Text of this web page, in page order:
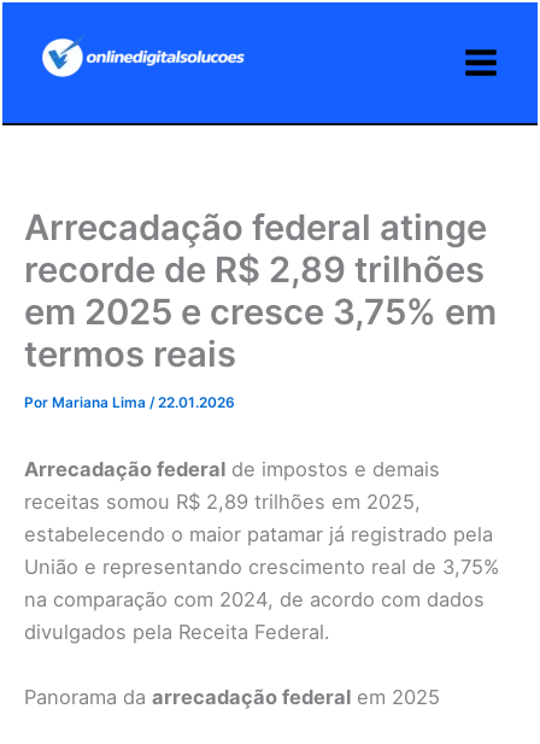
Arrecadação federal atinge
recorde de R$ 2,89 trilhões
em 2025 e cresce 3,75% em
termos reais
Por Mariana Lima /22.01.2026
Arrecadação federal de impostos e demais
receitas somou R$ 2,89 trilhões em 2025,
estabelecendo o maior patamar já registrado pela
União e representando crescimento real de 3,75%
na comparação com 2024, de acordo com dados
divulgados pela Receita Federal.
Panorama da arrecadação federal em 2025